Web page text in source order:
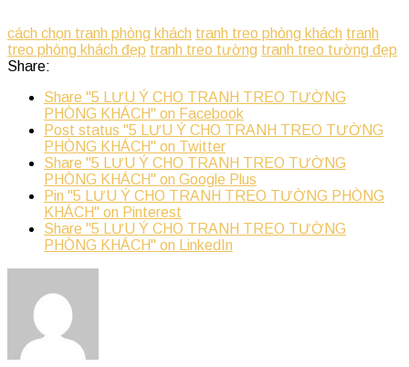
cách chọn tranh phòng khách tranh treo phòng khách tranh
treo phòng khách đẹp tranh treo tường tranh treo tường đẹp
Share:
Share "5 LƯU Ý CHO TRANH TREO TƯỜNG
PHÒNG KHÁCH" on Facebook
Post status "5 LƯU Ý CHO TRANH TREO TƯỜNG
PHÒNG KHÁCH" on Twitter
Share "5 LƯU Ý CHO TRANH TREO TƯỜNG
PHÒNG KHÁCH" on Google Plus
Pin "5 LƯU Ý CHO TRANH TREO TƯỜNG PHÒNG
KHÁCH" on Pinterest
Share "5 LƯU Ý CHO TRANH TREO TƯỜNG
PHÒNG KHÁCH" on LinkedIn